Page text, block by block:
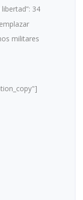
34
militares